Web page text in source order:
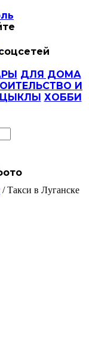
ДЛЯ ДОМА
И
ХОББИ
/ Такси в Луганске